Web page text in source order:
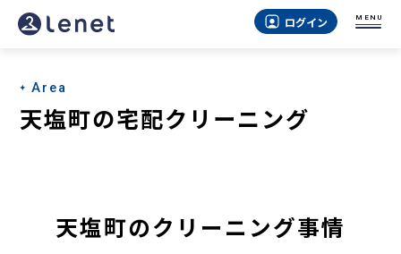
天
町
の
ログイン MENU
Area
天塩町の宅配クリーニング
天塩町のクリーニング事情